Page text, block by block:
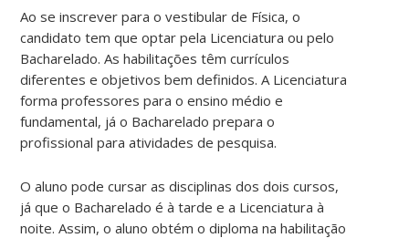
Ao se inscrever para o vestibular de Física, o
candidato tem que optar pela Licenciatura ou pelo
Bacharelado. As habilitações têm currículos
diferentes e objetivos bem definidos. A Licenciatura
forma professores para o ensino médio e
fundamental, já o Bacharelado prepara o
profissional para atividades de pesquisa.
O aluno pode cursar as disciplinas dos dois cursos,
já que o Bacharelado é à tarde e a Licenciatura à
noite. Assim, o aluno obtém o diploma na habilitação